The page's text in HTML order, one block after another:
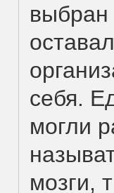
выбран
себя.
могли
мозги,